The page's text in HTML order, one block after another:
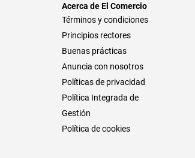
Acerca de El Comercio
Términos y condiciones
Principios rectores
Buenas prácticas
Anuncia con nosotros
Políticas de privacidad
Política Integrada de
Gestión
Política de cookies